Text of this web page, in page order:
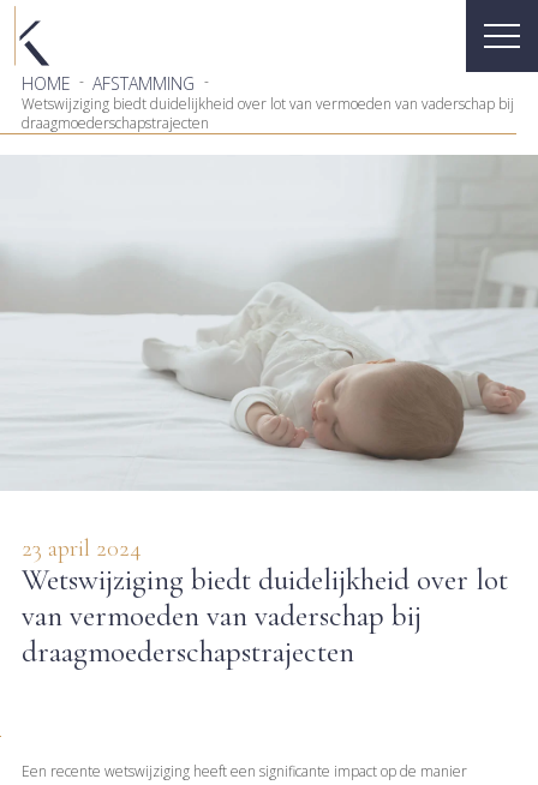
HOME - AFSTAMMING -
Wetswijziging biedt duidelijkheid over lot van vermoeden van vaderschap bij
draagmoederschapstrajecten
23 april 2024
Wetswijziging biedt duidelijkheid over lot
van vermoeden van vaderschap bij
draagmoederschapstrajecten
Een recente wetswijziging heeft een significante impact op de manier